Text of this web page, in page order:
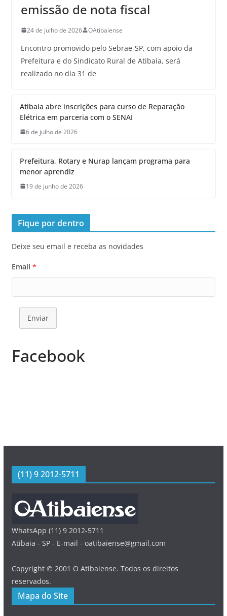
emissão de nota fiscal
24 de julho de 2026 OAtibaiense
Encontro promovido pelo Sebrae-SP, com apoio da
Prefeitura e do Sindicato Rural de Atibaia, será
realizado no dia 31 de
Atibaia abre inscrições para curso de Reparação
Elétrica em parceria com o SENAI
6 de julho de 2026
Prefeitura, Rotary e Nurap lançam programa para
menor aprendiz
19 de junho de 2026
Fique por dentro
Deixe seu email e receba as novidades
Email *
Enviar
Facebook
(11) 9 2012-5711
WhatsApp (11) 9 2012-5711
Atibaia - SP - E-mail - oatibaiense@gmail.com
Copyright © 2001 O Atibaiense. Todos os direitos
reservados.
Mapa do Site